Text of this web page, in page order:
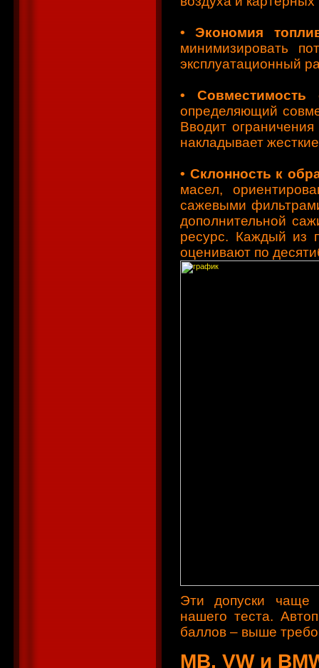
•
Экономия
минимизировать
эксплуатационный
•
Совместимость
определяющий
Вводит
накладывает
• Склонность к
масел,
сажевыми
дополнительной
ресурс. Каждый из
оценивают по
Эти допуски чаще
нашего теста.
баллов – выше
MB, VW и